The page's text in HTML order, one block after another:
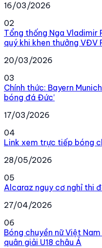
16/03/2026
02
Tổng thống Nga Vladimir
quý khi khen thưởng VĐV
20/03/2026
03
Chính thức: Bayern
bóng đá Đức’
17/03/2026
04
Link xem trực tiếp bóng
28/05/2026
05
Alcaraz nguy cơ nghỉ thi
27/04/2026
06
Bóng chuyền nữ Việt
quân giải U18 châu Á